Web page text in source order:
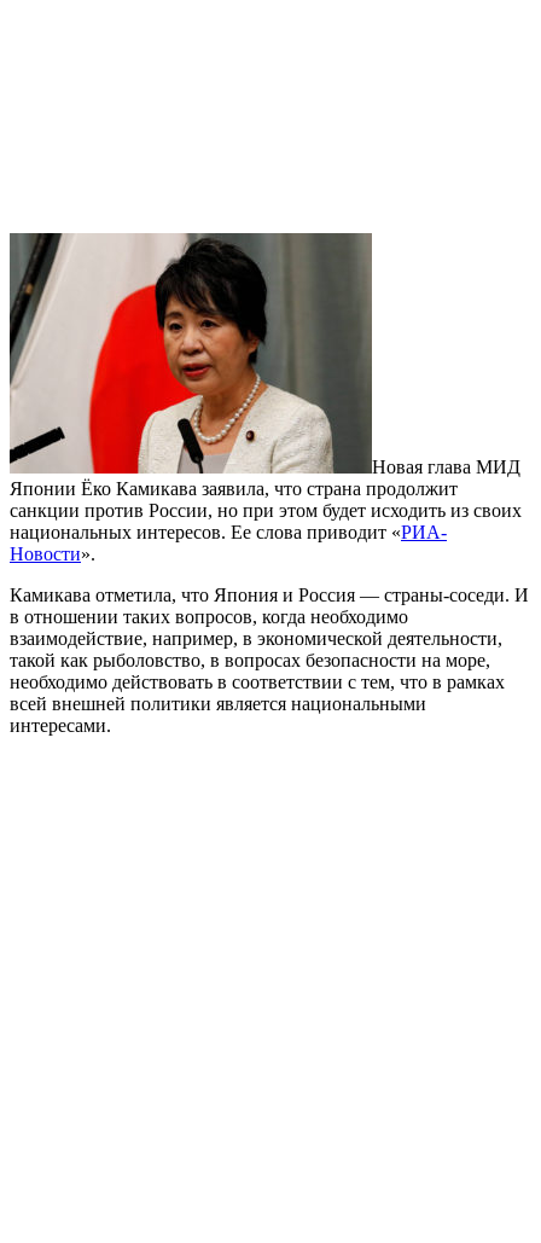
Новая глава МИД
Японии Ёко Камикава заявила, что страна продолжит
санкции против России, но при этом будет исходить из своих
национальных интересов. Ее слова приводит «РИА-
Новости».
Камикава отметила, что Япония и Россия — страны-соседи. И
в отношении таких вопросов, когда необходимо
взаимодействие, например, в экономической деятельности,
такой как рыболовство, в вопросах безопасности на море,
необходимо действовать в соответствии с тем, что в рамках
всей внешней политики является национальными
интересами.